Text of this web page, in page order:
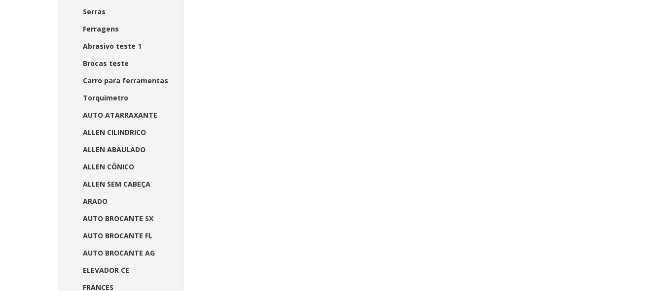
Serras
Ferragens
Abrasivo teste 1
Brocas teste
Carro para ferramentas
Torquimetro
AUTO ATARRAXANTE
ALLEN CILINDRICO
ALLEN ABAULADO
ALLEN CÔNICO
ALLEN SEM CABEÇA
ARADO
AUTO BROCANTE SX
AUTO BROCANTE FL
AUTO BROCANTE AG
ELEVADOR CE
FRANCES